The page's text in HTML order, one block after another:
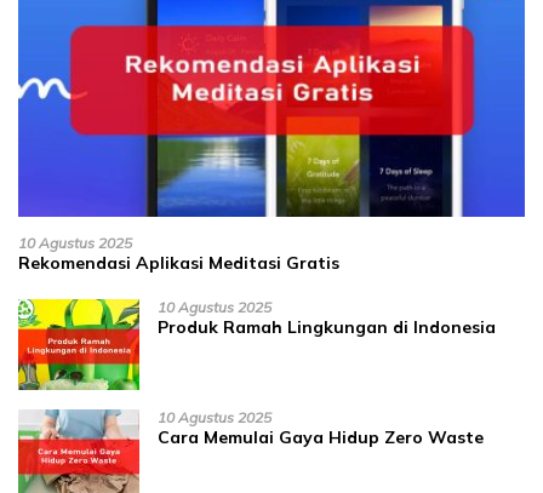
10 Agustus 2025
Rekomendasi Aplikasi Meditasi Gratis
10 Agustus 2025
Produk Ramah Lingkungan di Indonesia
10 Agustus 2025
Cara Memulai Gaya Hidup Zero Waste